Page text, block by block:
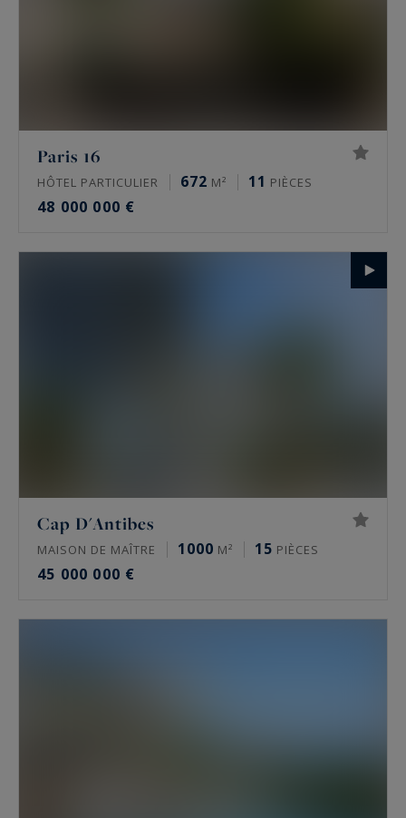
Paris 16
HÔTEL PARTICULIER 672 M² 11 PIÈCES
48 000 000 €
Cap D'Antibes
MAISON DE MAÎTRE 1000 M² 15 PIÈCES
45 000 000 €